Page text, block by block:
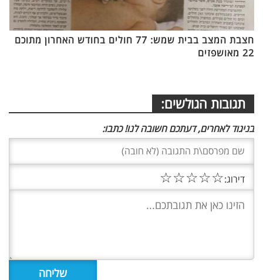
חצבת המצב בבית שמש: 77 חולים בחודש האחרון מתוכם
22 מאושפזים
תגובות הגולשים:
בניגוד לאחרים, דעתכם חשובה לנו! כתבו:
דירוג:☆
☆
☆
☆
☆